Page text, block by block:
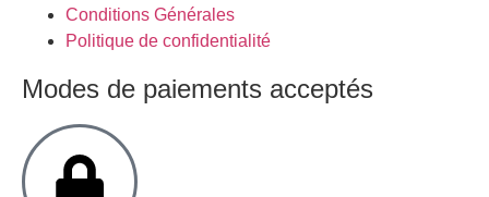
Conditions Générales
Politique de confidentialité
Modes de paiements acceptés